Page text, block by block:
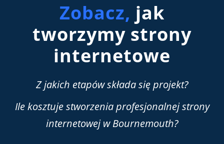
Zobacz, jak
tworzymy strony
internetowe
Z jakich etapów składa się projekt?
Ile kosztuje stworzenia profesjonalnej strony
internetowej w Bournemouth?